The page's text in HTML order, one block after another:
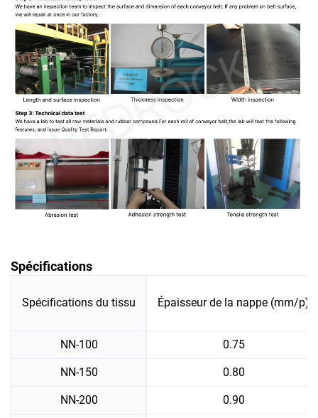
Spécifications
Spécifications du tissu Épaisseur de la nappe (mm/p)
NN-100 0.75
NN-150 0.80
NN-200 0.90